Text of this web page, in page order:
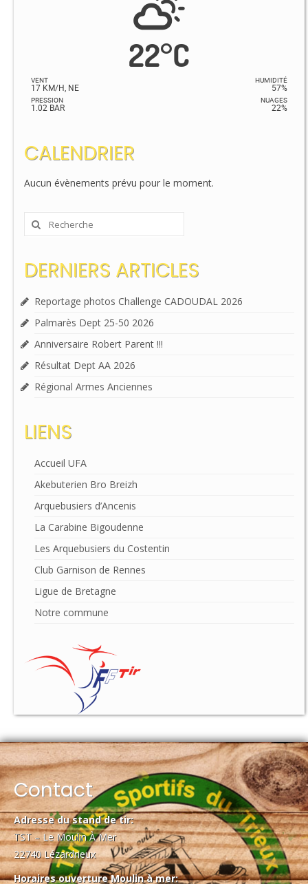
22°C
VENT
17 KM/H, NE
PRESSION
1.02 BAR
HUMIDITÉ
57%
NUAGES
22%
CALENDRIER
Aucun évènements prévu pour le moment.
Rechercher
:
DERNIERS ARTICLES
Reportage photos Challenge CADOUDAL 2026
Palmarès Dept 25-50 2026
Anniversaire Robert Parent !!!
Résultat Dept AA 2026
Régional Armes Anciennes
LIENS
Accueil UFA
Akebuterien Bro Breizh
Arquebusiers d’Ancenis
La Carabine Bigoudenne
Les Arquebusiers du Costentin
Club Garnison de Rennes
Ligue de Bretagne
Notre commune
Contact
Adresse du stand de tir:
TST – Le Moulin À Mer
22740 Lézardrieux
Horaires ouverture Moulin à mer: